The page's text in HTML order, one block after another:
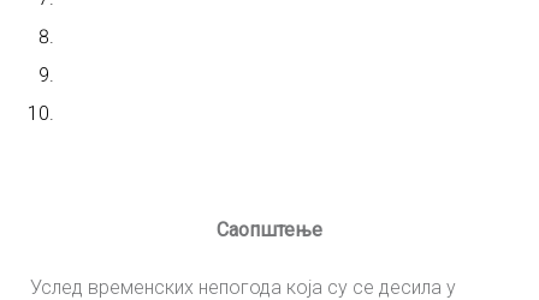
Саопштење
Услед временских непогода која су се десила у